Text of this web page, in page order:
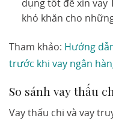
dụng tốt để xin vay
khó khăn cho
Tham khảo: Hướng
trước khi vay ngân
So sánh vay thấu
Vay thấu chi và vay